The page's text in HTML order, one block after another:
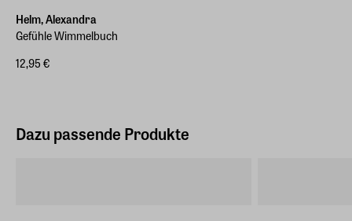
Helm, Alexandra
Gefühle Wimmelbuch
12,95 €
Dazu passende Produkte